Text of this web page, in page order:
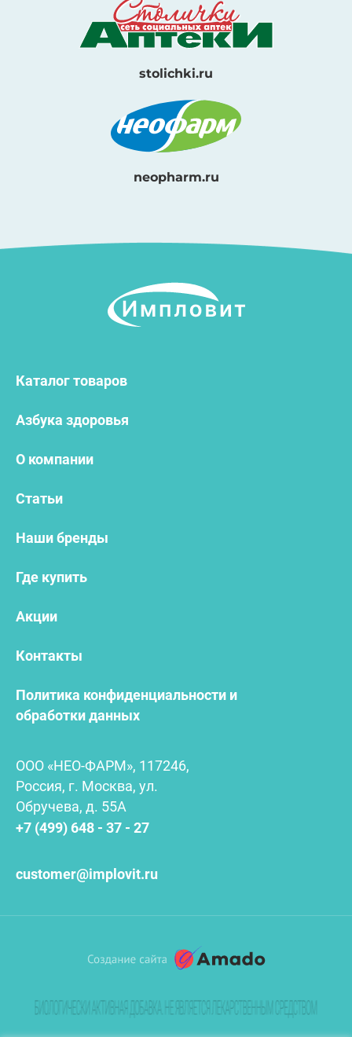
stolichki.ru
neopharm.ru
Каталог товаров
Азбука здоровья
О компании
Статьи
Наши бренды
Где купить
Акции
Контакты
Политика конфиденциальности и
обработки данных
ООО «НЕО-ФАРМ», 117246,
Россия, г. Москва, ул.
Обручева, д. 55А
+7 (499) 648 - 37 - 27
customer@implovit.ru